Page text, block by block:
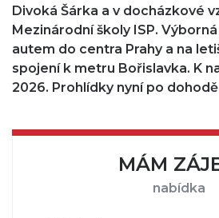
Divoká Šárka a v docházkové
Mezinárodní školy ISP.
autem do centra Prahy a na
spojení k metru Bořislavka. K
2026. Prohlídky nyní po
MÁM
nabídka